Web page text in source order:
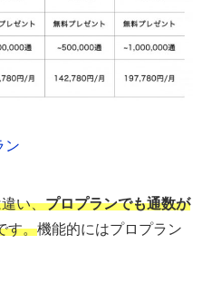
ン
い、プロプランでも通数が
す。機能的にはプロプラン